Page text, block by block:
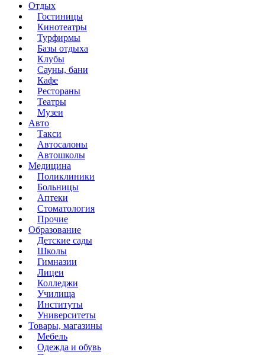
Отдых
Гостиницы
Кинотеатры
Турфирмы
Базы отдыха
Клубы
Сауны, бани
Кафе
Рестораны
Театры
Музеи
Авто
Такси
Автосалоны
Автошколы
Медицина
Поликлиники
Больницы
Аптеки
Стоматология
Прочие
Образование
Детские сады
Школы
Гимназии
Лицеи
Колледжи
Училища
Институты
Университеты
Товары, магазины
Мебель
Одежда и обувь